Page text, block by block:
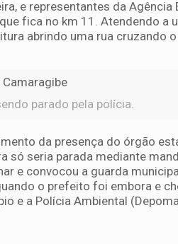
e representantes da Agência
fica no km 11. Atendendo a
abrindo uma rua cruzando o
parado pela polícia.
da presença do órgão
só seria parada mediante
e convocou a guarda
o prefeito foi embora e
e a Polícia Ambiental